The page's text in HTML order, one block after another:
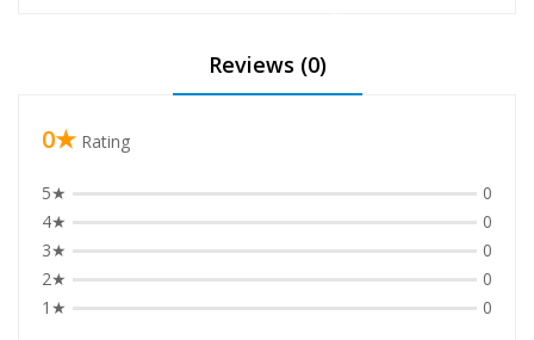
Reviews (0)
0★ Rating
5★
0
4★
0
3★
0
2★
0
1★
0
❅
❅
❅